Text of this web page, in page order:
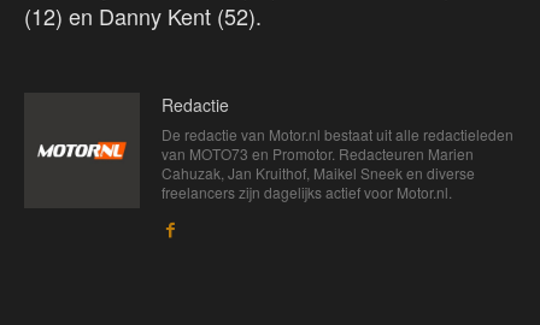
(12) en Danny Kent (52).
Redactie
De redactie van Motor.nl bestaat uit alle redactieleden
van MOTO73 en Promotor. Redacteuren Marien
Cahuzak, Jan Kruithof, Maikel Sneek en diverse
freelancers zijn dagelijks actief voor Motor.nl.